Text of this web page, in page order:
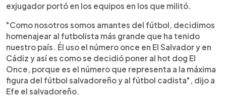
exjugador portó en los equipos en los que militó.
"Como nosotros somos amantes del fútbol, decidimos
homenajear al futbolista más grande que ha tenido
nuestro país. Él uso el número once en El Salvador y en
Cádiz y así es como se decidió poner al hot dog El
Once, porque es el número que representa a la máxima
figura del fútbol salvadoreño y al fútbol cadista", dijo a
Efe el salvadoreño.